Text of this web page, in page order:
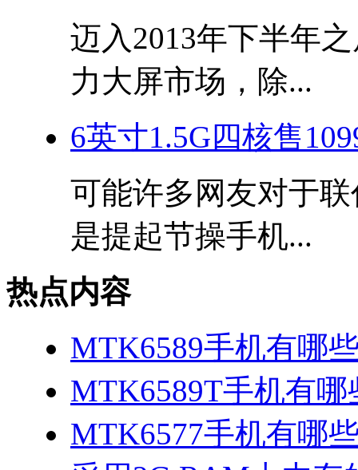
迈入2013年下半年
力大屏市场，除...
6英寸1.5G四核售
可能许多网友对于
是提起节操手机...
热点内容
MTK6589手机有哪
MTK6589T手机有
MTK6577手机有哪